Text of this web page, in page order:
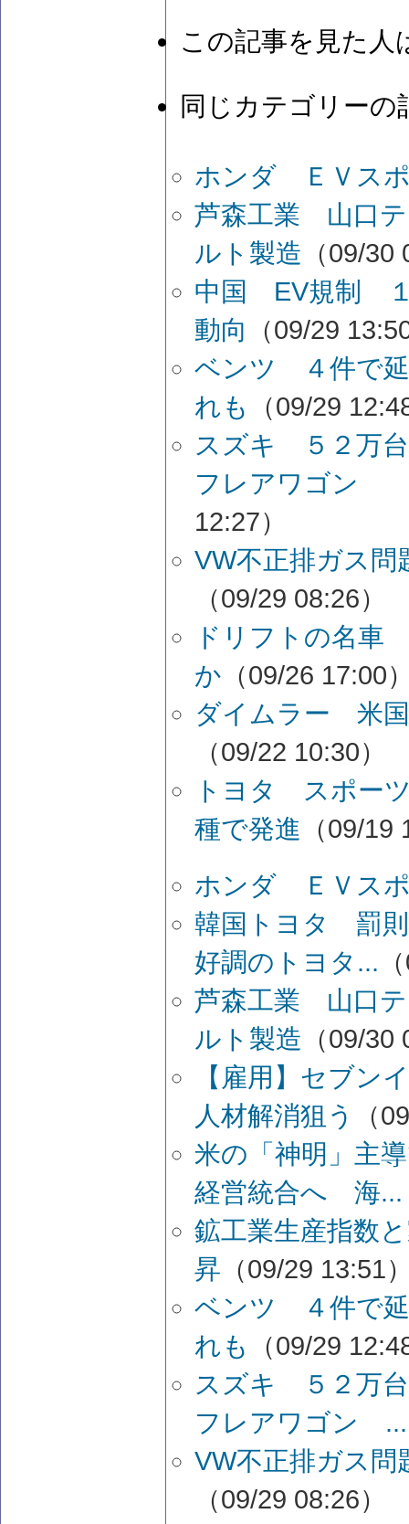
この記事を見た人
同じカテゴリーの
ホンダ ＥＶス
芦森工業 山口
ルト製造 （09/
中国 EV規制 １
動向
（09/29
ベンツ ４件で
れも
（09/29
スズキ ５２万
フレアワゴン
12:27）
VW不正排ガス
（09/29 08:26）
ドリフトの名車
か （09/26 17:00
ダイムラー 米
（09/22 10:30）
トヨタ スポー
種で発進 （09/19
ホンダ ＥＶス
韓国トヨタ 罰
好調のトヨタ...
芦森工業 山口
ルト製造 （09/
【雇用】セブ
人材解消狙う
（
米の「神明」主
経営統合へ 海...
鉱工業生産指数
昇 （09/29 13:51
ベンツ ４件で
れも
（09/29
スズキ ５２万
フレアワゴン ...
VW不正排ガス
（09/29 08:26）